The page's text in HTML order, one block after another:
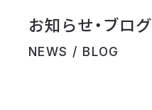
お知らせ・ブログ
NEWS / BLOG